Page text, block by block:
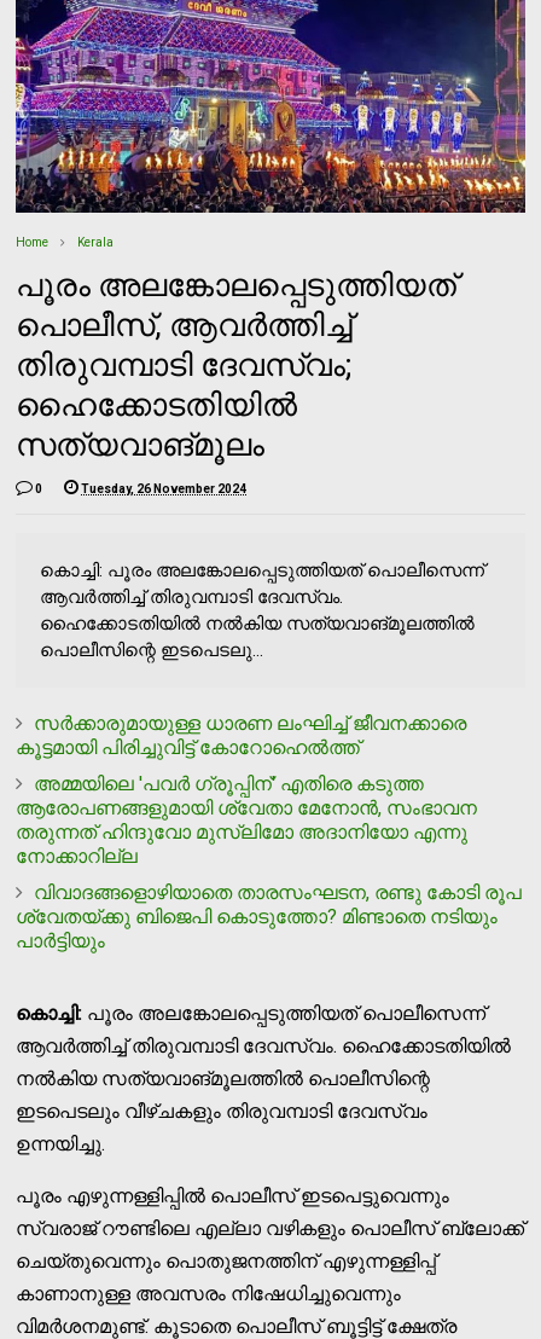
Home Kerala
പൂരം അലങ്കോലപ്പെടുത്തിയത്
പൊലീസ്, ആവര്‍ത്തിച്ച്
തിരുവമ്പാടി ദേവസ്വം;
ഹൈക്കോടതിയില്‍
സത്യവാങ്മൂലം
0 Tuesday, 26 November 2024
കൊച്ചി: പൂരം അലങ്കോലപ്പെടുത്തിയത് പൊലീസെന്ന്
ആവര്‍ത്തിച്ച് തിരുവമ്പാടി ദേവസ്വം.
ഹൈക്കോടതിയില്‍ നല്‍കിയ സത്യവാങ്മൂലത്തില്‍
പൊലീസിന്റെ ഇടപെടലു...
സര്‍ക്കാരുമായുള്ള ധാരണ ലംഘിച്ച് ജീവനക്കാരെ
കൂട്ടമായി പിരിച്ചുവിട്ട് കോറോഹെല്‍ത്ത്
അമ്മയിലെ 'പവര്‍ ഗ്രൂപ്പിന്' എതിരെ കടുത്ത
ആരോപണങ്ങളുമായി ശ്വേതാ മേനോന്‍, സംഭാവന
തരുന്നത് ഹിന്ദുവോ മുസ്ലിമോ അദാനിയോ എന്നു
നോക്കാറില്ല
വിവാദങ്ങളൊഴിയാതെ താരസംഘടന, രണ്ടു കോടി രൂപ
ശ്വേതയ്ക്കു ബിജെപി കൊടുത്തോ? മിണ്ടാതെ നടിയും
പാര്‍ട്ടിയും
കൊച്ചി: പൂരം അലങ്കോലപ്പെടുത്തിയത് പൊലീസെന്ന്
ആവര്‍ത്തിച്ച് തിരുവമ്പാടി ദേവസ്വം. ഹൈക്കോടതിയില്‍
നല്‍കിയ സത്യവാങ്മൂലത്തില്‍ പൊലീസിന്റെ
ഇടപെടലും വീഴ്ചകളും തിരുവമ്പാടി ദേവസ്വം
ഉന്നയിച്ചു.
പൂരം എഴുന്നള്ളിപ്പില്‍ പൊലീസ് ഇടപെട്ടുവെന്നും
സ്വരാജ് റൗണ്ടിലെ എല്ലാ വഴികളും പൊലീസ് ബ്ലോക്ക്
ചെയ്തുവെന്നും പൊതുജനത്തിന് എഴുന്നള്ളിപ്പ്
കാണാനുള്ള അവസരം നിഷേധിച്ചുവെന്നും
വിമര്‍ശനമുണ്ട്. കൂടാതെ പൊലീസ് ബൂട്ടിട്ട് ക്ഷേത്ര